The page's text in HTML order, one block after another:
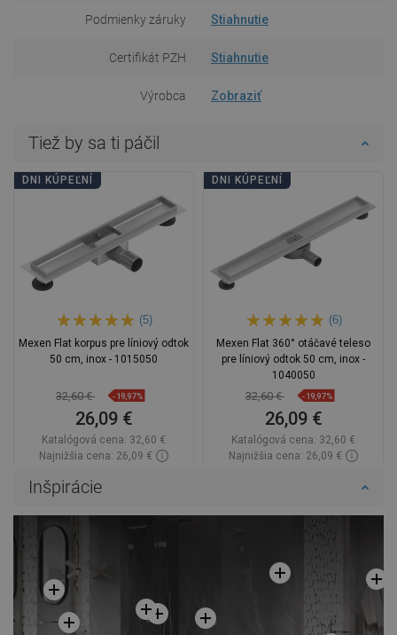
Podmienky záruky Stiahnutie
Certifikát PZH Stiahnutie
Výrobca Zobraziť
Tiež by sa ti páčil
DNI KÚPEĽNÍ
(5)
Mexen Flat korpus pre líniový odtok
50 cm, inox - 1015050
32,60 € -19,97%
26,09 €
Katalógová cena: 32,60 €
Najnižšia cena: 26,09 €
Obľúbené
Porovnaj
DNI KÚPEĽNÍ
(6)
Mexen Flat 360° otáčavé teleso
pre líniový odtok 50 cm, inox -
1040050
32,60 € -19,97%
26,09 €
Katalógová cena: 32,60 €
Najnižšia cena: 26,09 €
Inšpirácie